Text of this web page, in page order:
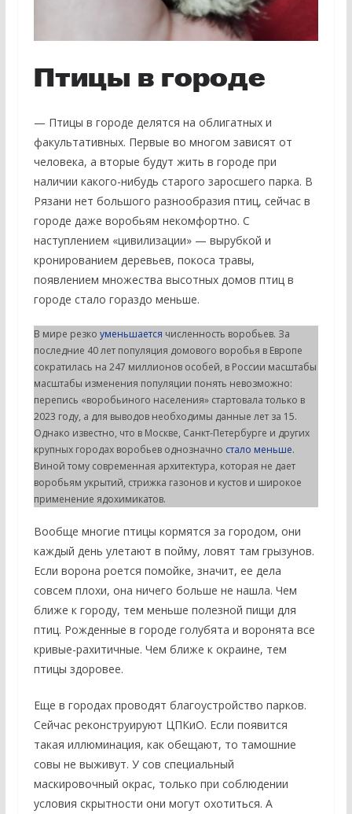
Птицы в городе
— Птицы в городе делятся на облигатных и
факультативных. Первые во многом зависят от
человека, а вторые будут жить в городе при
наличии какого-нибудь старого заросшего парка. В
Рязани нет большого разнообразия птиц, сейчас в
городе даже воробьям некомфортно. С
наступлением «цивилизации» — вырубкой и
кронированием деревьев, покоса травы,
появлением множества высотных домов птиц в
городе стало гораздо меньше.
В мире резко уменьшается численность воробьев. За
последние 40 лет популяция домового воробья в Европе
сократилась на 247 миллионов особей, в России масштабы
масштабы изменения популяции понять невозможно:
перепись «воробьиного населения» стартовала только в
2023 году, а для выводов необходимы данные лет за 15.
Однако известно, что в Москве, Санкт-Петербурге и других
крупных городах воробьев однозначно стало меньше.
Виной тому современная архитектура, которая не дает
воробьям укрытий, стрижка газонов и кустов и широкое
применение ядохимикатов.
Вообще многие птицы кормятся за городом, они
каждый день улетают в пойму, ловят там грызунов.
Если ворона роется помойке, значит, ее дела
совсем плохи, она ничего больше не нашла. Чем
ближе к городу, тем меньше полезной пищи для
птиц. Рожденные в городе голубята и воронята все
кривые-рахитичные. Чем ближе к окраине, тем
птицы здоровее.
Еще в городах проводят благоустройство парков.
Сейчас реконструируют ЦПКиО. Если появится
такая иллюминация, как обещают, то тамошние
совы не выживут. У сов специальный
маскировочный окрас, только при соблюдении
условия скрытности они могут охотиться. А